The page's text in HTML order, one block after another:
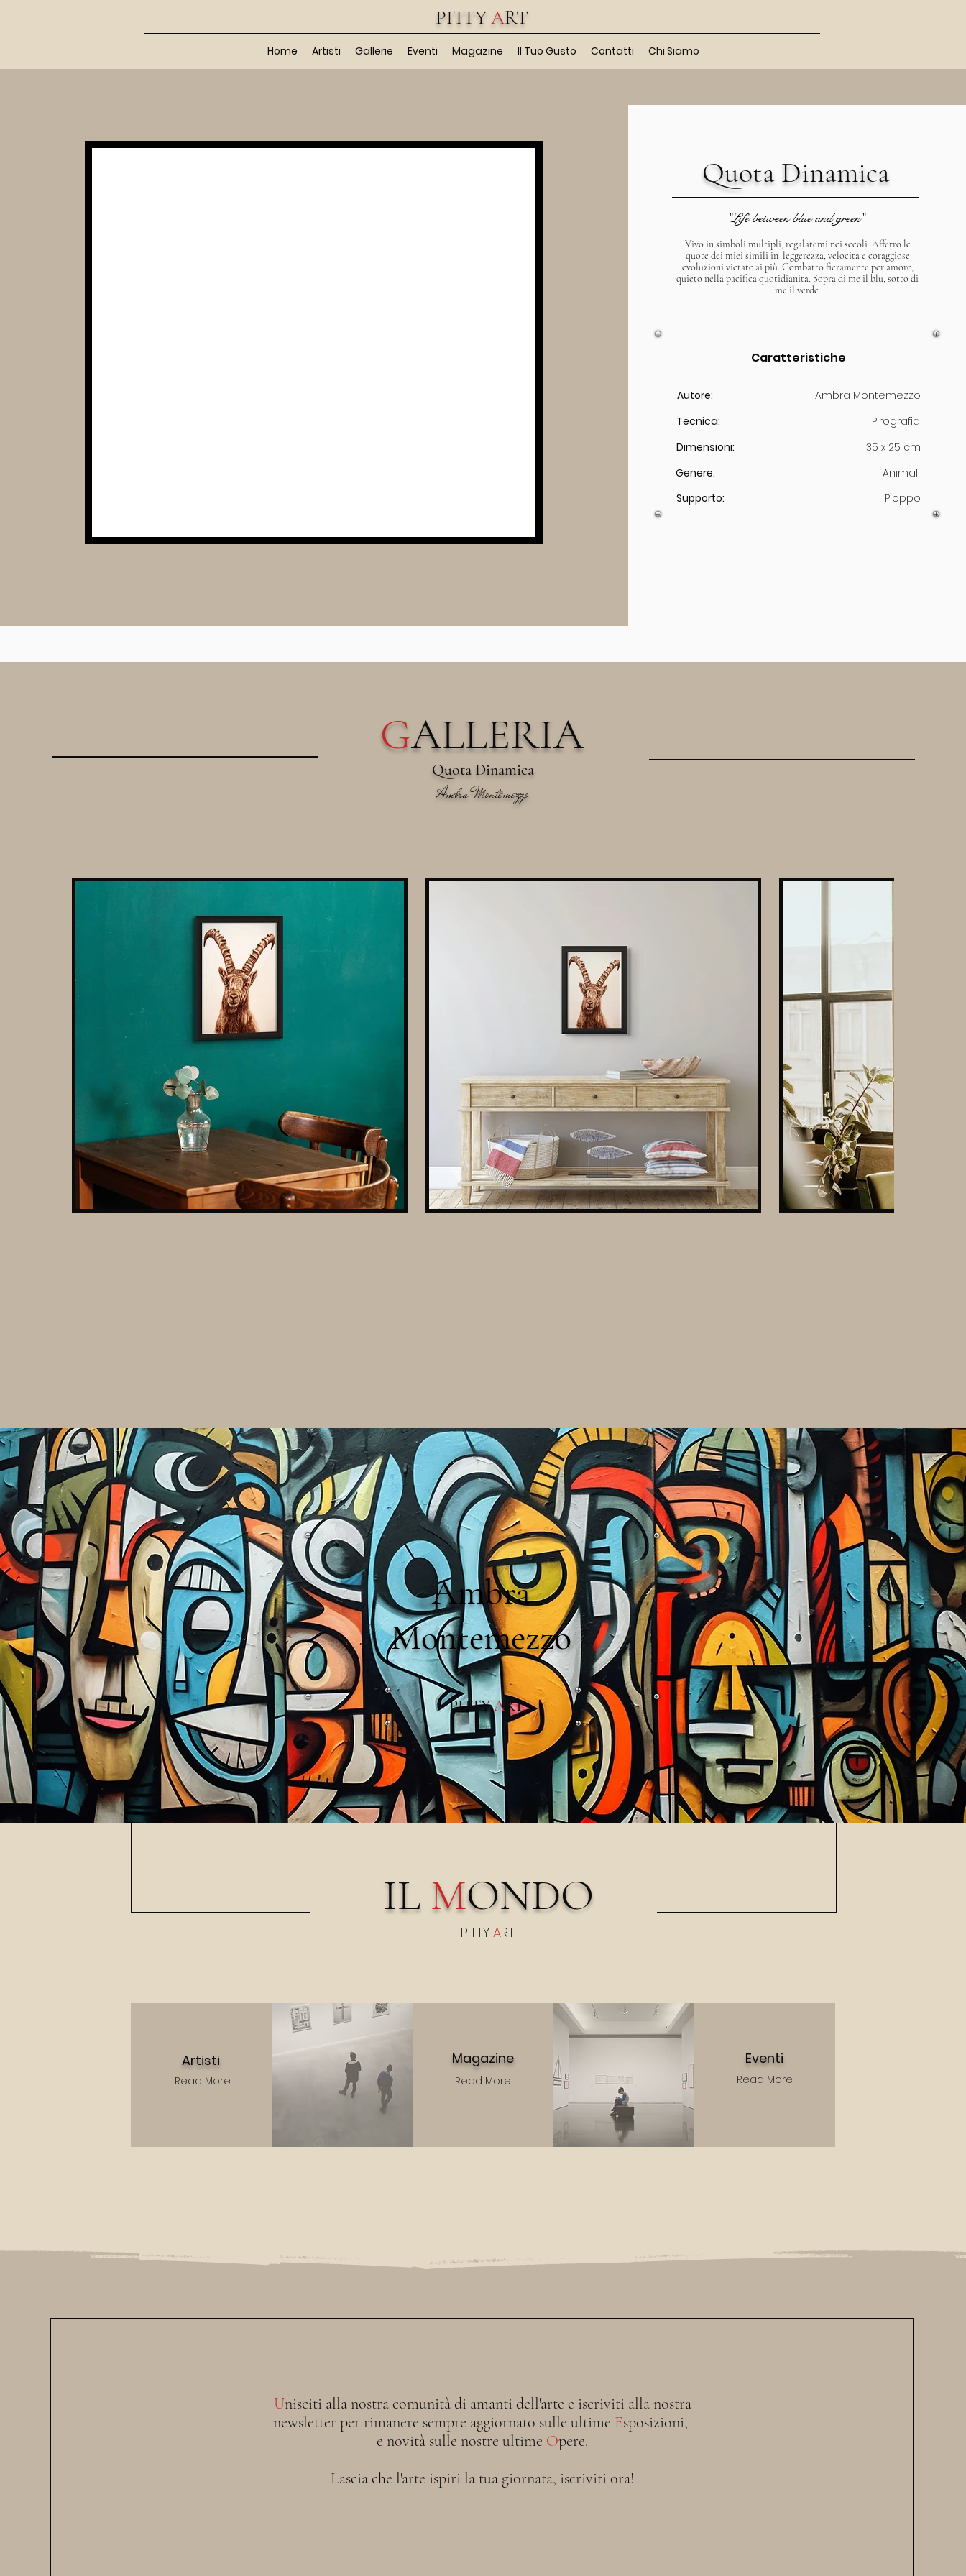
PITTYART
Home Artisti Gallerie Eventi Magazine Il Tuo Gusto Contatti Chi Siamo
Quota Dinamica
"Life between blue and green"
Vivo in simboli multipli, regalatemi nei secoli. Afferro le
quote dei miei simili in leggerezza, velocità e coraggiose
evoluzioni vietate ai più. Combatto fieramente per amore,
quieto nella pacifica quotidianità. Sopra di me il blu, sotto di
me il verde.
Caratteristiche
Autore:
Ambra Montemezzo
Pirografia
Tecnica:
35 x 25 cm
Dimensioni:
Genere:
Supporto:
Animali
Pioppo
GALLERIA
Quota Dinamica
Ambra Montemezzo
Ambra
Montemezzo
PITTYA RT
IL MONDO
PITTY ART
Artisti
Read More
Magazine
Read More
Eventi
Read More
Unisciti alla nostra comunità di amanti dell'arte e iscriviti alla nostra
newsletter per rimanere sempre aggiornato sulle ultime Esposizioni,
e novità sulle nostre ultime Opere.
Lascia che l'arte ispiri la tua giornata, iscriviti ora!